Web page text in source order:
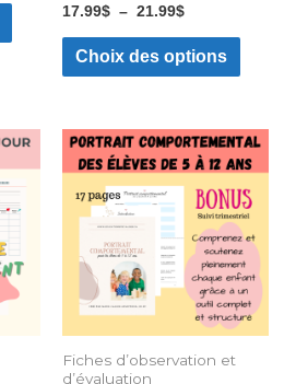
produit
17.99$ – 21.99$
Choix des options
Ce
produit
a
variations.
Les
options
peuventFiches d’observation et
d’évaluation
Plage
de
prix :
12.00$
à
149.00$
Ce
a
Les